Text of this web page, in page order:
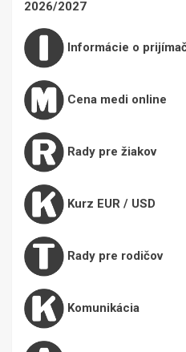
2026/2027
Informácie o
Cena medi online
Rady pre žiakov
Kurz EUR / USD
Rady pre rodičov
Komunikácia